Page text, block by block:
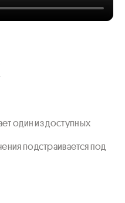
один из доступных
подстраивается под